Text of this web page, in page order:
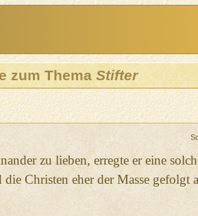
zum ThemaStifter
zu lieben, erregte er eine
Christen eher der Masse gefolgt